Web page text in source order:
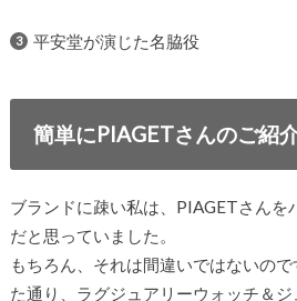
平安堂が演じた名脇役
簡単にPIAGETさんのご紹
ブランドに疎い私は、PIAGETさんを
だと思っていました。
もちろん、それは間違いではないの
た通り、ラグジュアリーウォッチ＆ジ